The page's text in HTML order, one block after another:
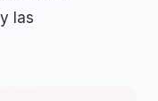
las